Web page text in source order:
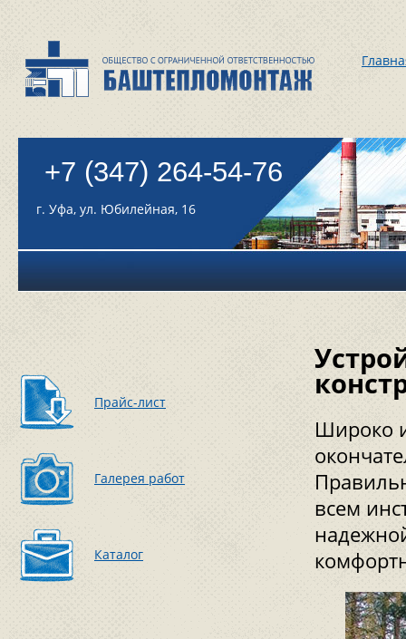
+7 (347) 264-54-76
г. Уфа, ул. Юбилейная, 16
Прайс-лист
Галерея работ
Каталог
Широко
всем